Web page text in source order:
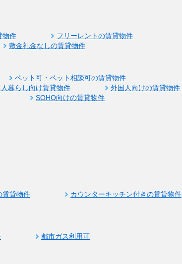
物件
フリーレントの賃貸物件
敷金礼金なしの賃貸物件
ペット可・ペット相談可の賃貸物件
人暮らし向け賃貸物件
外国人向けの賃貸物件
SOHO向けの賃貸物件
賃貸物件
カウンターキッチン付きの賃貸物件
都市ガス利用可